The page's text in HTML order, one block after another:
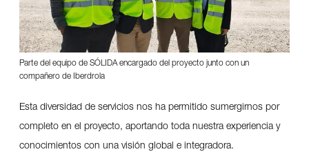
Parte del equipo de SÓLIDA encargado del proyecto junto con un
compañero de Iberdrola
Esta diversidad de servicios nos ha permitido sumergirnos por
completo en el proyecto, aportando toda nuestra experiencia y
conocimientos con una visión global e integradora.